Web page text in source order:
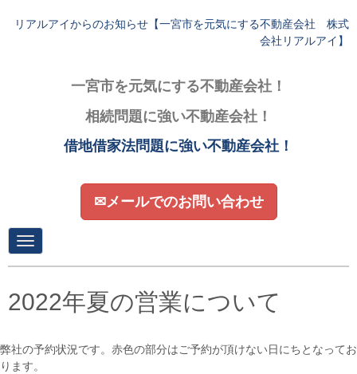
リアルアイからのお知らせ【一宮市を元気にする不動産会社 株式
会社リアルアイ】
一宮市を元気にする不動産会社！
相続問題に強い不動産会社！
借地借家法問題に強い不動産会社！
✉メールでのお問い合わせ
N
a
v
g
a
n
2022年夏の営業について
弊社の予約状況です。赤色の部分はご予約が頂けない日にちとなってお
ります。